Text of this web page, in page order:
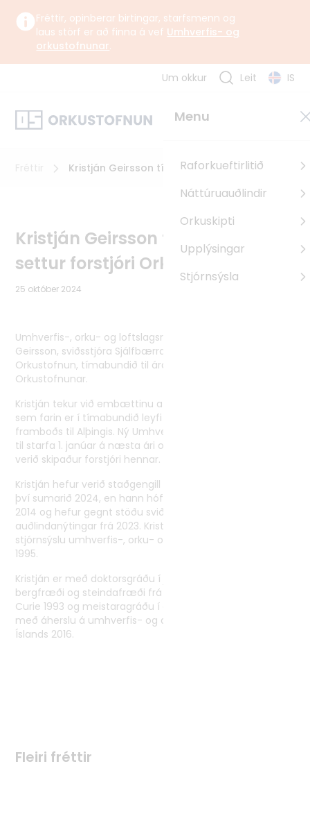
Fréttir, opinberar birtingar, starfsmenn og
laus störf er að finna á vef Umhverfis- og
orkustofnunar.
Orkustofnun starfar undir yfirstjórn Umhverfis-, orku- og
Sagan
Uppbyggingarsjóður EES
Pólland
Rúmenía
Tvíhliðaverkefni
Norrænt samstarf
Alþjóðlegt samstarf
Um okkur Leit IS
Menu
Raforkueftirlitið
Náttúruauðlindir
Orkuskipti
Upplýsingar
Stjórnsýsla
Kristján Geirsson tímabundið settur forstjóri
Kristján Geirsson tímabundið
settur forstjóri Orkustofnunar
25 október 2024
Umhverfis-, orku- og loftslagsráðherra hefur sett Kristján
Geirsson, sviðsstjóra Sjálfbærrar auðlindanýtingar hjá
Orkustofnun, tímabundið til áramóta í embætti forstjóra
Orkustofnunar.
Kristján tekur við embættinu af Höllu Hrund Logadóttur,
sem farin er í tímabundið leyfi að eigin ósk, vegna
framboðs til Alþingis. Ný Umhverfis- og orkustofnun tekur
til starfa 1. janúar á næsta ári og hefur Gestur Pétursson,
verið skipaður forstjóri hennar.
Kristján hefur verið staðgengill forstjóra Orkustofnunar frá
því sumarið 2024, en hann hóf störf hjá Orkustofnun árið
2014 og hefur gegnt stöðu sviðsstjóra Sjálfbærrar
auðlindanýtingar frá 2023. Kristján hefur starfað við
stjórnsýslu umhverfis-, orku- og auðlindamála frá árinu
1995.
Kristján er með doktorsgráðu í jarðfræði með áherslu á
bergfræði og steindafræði frá Université Pierre et Marie
Curie 1993 og meistaragráðu í opinberri stjórnsýslu (MPA)
með áherslu á umhverfis- og auðlindarétt frá Háskóla
Íslands 2016.
Fleiri fréttir